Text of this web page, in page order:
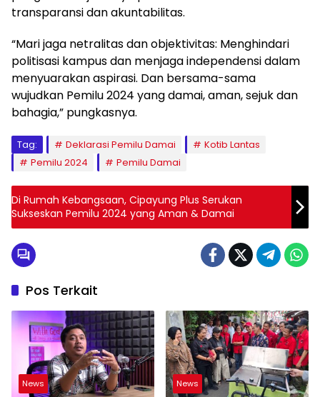
transparansi dan akuntabilitas.
“Mari jaga netralitas dan objektivitas: Menghindari
politisasi kampus dan menjaga independensi dalam
menyuarakan aspirasi. Dan bersama-sama
wujudkan Pemilu 2024 yang damai, aman, sejuk dan
bahagia,” pungkasnya.
Tag: Deklarasi Pemilu Damai
Kotib Lantas
Pemilu 2024
Pemilu Damai
Di Rumah Kebangsaan, Cipayung Plus Serukan
Sukseskan Pemilu 2024 yang Aman & Damai
Pos Terkait
News News